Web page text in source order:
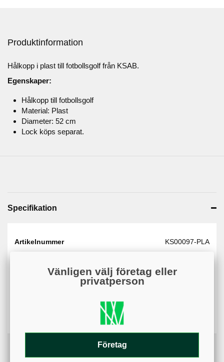
Produktinformation
Hålkopp i plast till fotbollsgolf från KSAB.
Egenskaper:
Hålkopp till fotbollsgolf
Material: Plast
Diameter: 52 cm
Lock köps separat.
Specifikation
Artikelnummer KS00097-PLA
Vänligen välj företag eller
privatperson
Företag